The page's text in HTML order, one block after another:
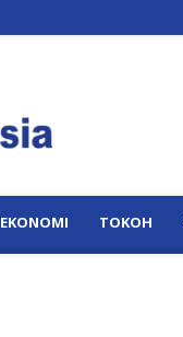
EKONOMI TOKOH